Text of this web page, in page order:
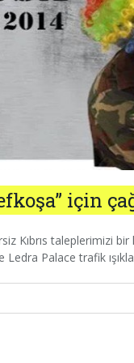
için
Kıbrıs taleplerimizi
Ledra Palace trafik